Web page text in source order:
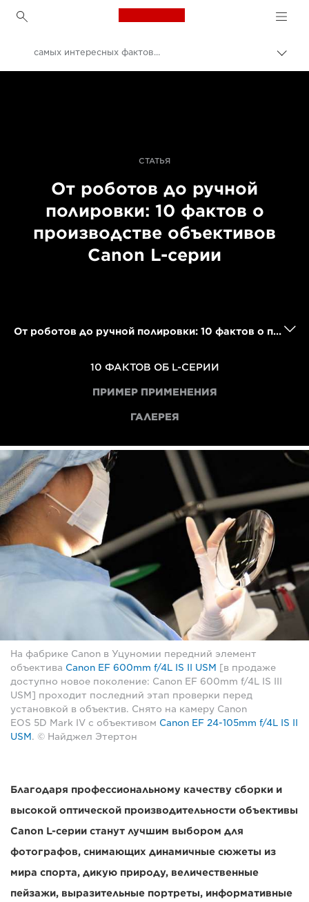
Canon Logo, back to
самых интересных фактов об объективах L-серии
СТАТЬЯ
От роботов до ручной
полировки: 10 фактов о
производстве объективов
Canon L-серии
От роботов до ручной полировки: 10 фактов о производстве объективов Canon L-серии
10 ФАКТОВ ОБ L-СЕРИИ
ПРИМЕР ПРИМЕНЕНИЯ
ГАЛЕРЕЯ
На фабрике Canon в Уцуномии передний элемент
объектива Canon EF 600mm f/4L IS II USM [в продаже
доступно новое поколение: Canon EF 600mm f/4L IS III
USM] проходит последний этап проверки перед
установкой в объектив. Снято на камеру Canon
EOS 5D Mark IV с объективом Canon EF 24-105mm f/4L IS II
USM. © Найджел Этертон
Благодаря профессиональному качеству сборки и
высокой оптической производительности объективы
Canon L-серии станут лучшим выбором для
фотографов, снимающих динамичные сюжеты из
мира спорта, дикую природу, величественные
пейзажи, выразительные портреты, информативные